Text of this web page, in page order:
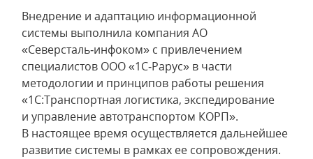
Внедрение и адаптацию информационной
системы выполнила компания АО
«Северсталь‑инфоком» с привлечением
специалистов ООО «1С‑Рарус» в части
методологии и принципов работы решения
«1С:Транспортная логистика, экспедирование
и управление автотранспортом КОРП».
В настоящее время осуществляется дальнейшее
развитие системы в рамках ее сопровождения.